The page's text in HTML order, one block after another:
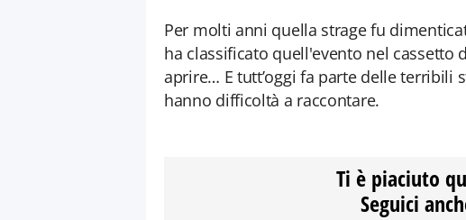
Per molti anni quella strage fu
ha classificato quell'evento nel
aprire… E tutt’oggi fa parte delle
hanno difficoltà a raccontare.
Ti è piaciuto
Seguici